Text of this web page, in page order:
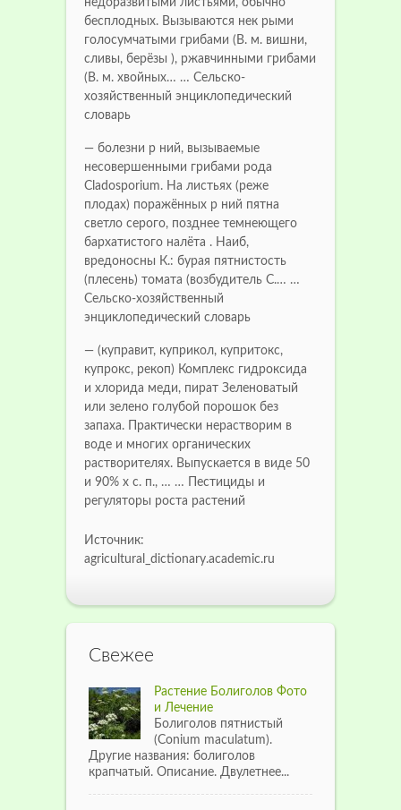
недоразвитыми листьями, обычно
бесплодных. Вызываются нек рыми
голосумчатыми грибами (В. м. вишни,
сливы, берёзы ), ржавчинными грибами
(В. м. хвойных… … Сельско-
хозяйственный энциклопедический
словарь
— болезни р ний, вызываемые
несовершенными грибами рода
Cladosporium. На листьях (реже
плодах) поражённых р ний пятна
светло серого, позднее темнеющего
бархатистого налёта . Наиб,
вредоносны К.: бурая пятнистость
(плесень) томата (возбудитель С.… …
Сельско-хозяйственный
энциклопедический словарь
— (куправит, куприкол, купритокс,
купрокс, рекоп) Комплекс гидроксида
и хлорида меди, пират Зеленоватый
или зелено голубой порошок без
запаха. Практически нерастворим в
воде и многих органических
растворителях. Выпускается в виде 50
и 90% х с. п., … … Пестициды и
регуляторы роста растений
Источник:
agricultural_dictionary.academic.ru
Свежее
Растение Болиголов Фото
и Лечение
Болиголов пятнистый
(Conium maculatum).
Другие названия: болиголов
крапчатый. Описание. Двулетнее...